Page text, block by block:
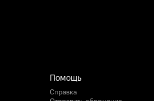
Помощь
Справка